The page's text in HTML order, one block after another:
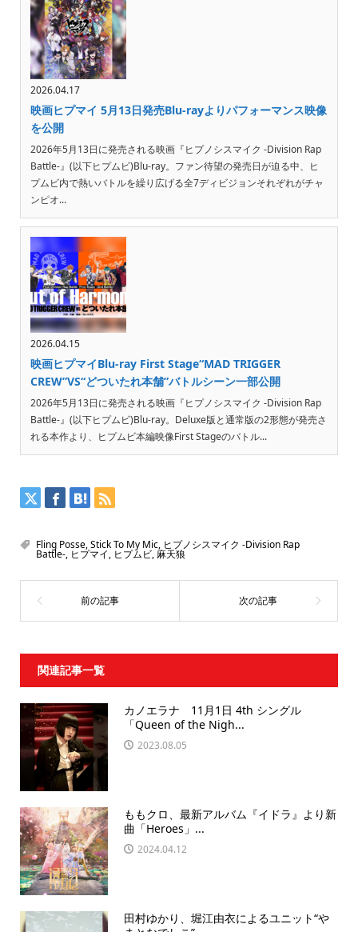
2026.04.17
映画ヒプマイ 5月13日発売Blu-rayよりパフォーマンス映像
を公開
2026年5月13日に発売される映画『ヒプノシスマイク -Division Rap
Battle-』(以下ヒプムビ)Blu-ray。ファン待望の発売日が迫る中、ヒ
プムビ内で熱いバトルを繰り広げる全7ディビジョンそれぞれがチャ
ンピオ...
2026.04.15
映画ヒプマイBlu-ray First Stage“MAD TRIGGER
CREW”VS“どついたれ本舗”バトルシーン一部公開
2026年5月13日に発売される映画『ヒプノシスマイク -Division Rap
Battle-』(以下ヒプムビ)Blu-ray。Deluxe版と通常版の2形態が発売さ
れる本作より、ヒプムビ本編映像First Stageのバトル...
Fling Posse,Stick To My Mic, ヒプノシスマイク -Division Rap
Battle-, ヒプマイ, ヒプムビ,麻天狼
関連記事一覧
カノエラナ 11月1日 4th シングル
「Queen of the Nigh...
2023.08.05
ももクロ、最新アルバム『イドラ』より新
曲「Heroes」...
2024.04.12
田村ゆかり、堀江由衣によるユニット“や